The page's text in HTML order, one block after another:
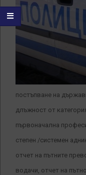
постъпване на
длъжност от
първоначална
степен /системен
отчет на пътните
водачи, отчет на